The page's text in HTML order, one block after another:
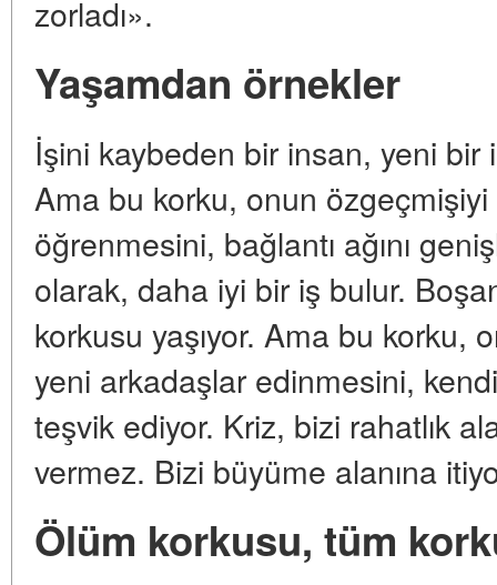
zorladı».
Yaşamdan örnekler
İşini kaybeden bir insan, yeni bir
Ama bu korku, onun
öğrenmesini, bağlantı ağını
olarak, daha iyi bir iş bulur.
korkusu yaşıyor. Ama bu korku,
yeni arkadaşlar edinmesini,
teşvik ediyor. Kriz, bizi rahatlık
vermez. Bizi büyüme alanına
Ölüm korkusu, tüm